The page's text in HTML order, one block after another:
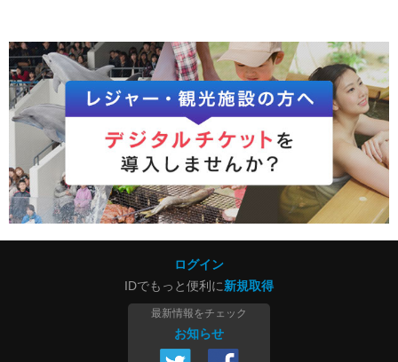
ログイン
IDでもっと便利に新規取得
最新情報をチェック
お知らせ